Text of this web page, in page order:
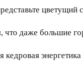
цветущий
что даже большие
энергетика